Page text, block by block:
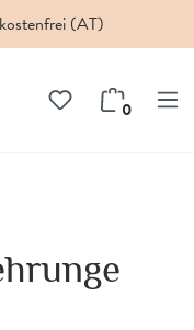
(AT)
0